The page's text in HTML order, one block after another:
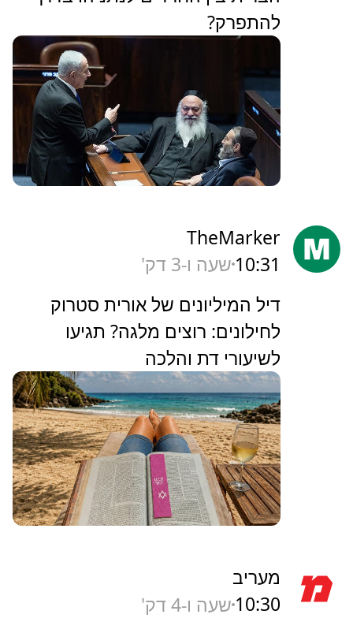
להתפרק?
TheMarker
10:31 שעה ו-3 דק'
‏דיל המיליונים של אורית סטרוק
לחילונים: רוצים מלגה? תגיעו
לשיעורי דת והלכה
מעריב
10:30 שעה ו-4 דק'